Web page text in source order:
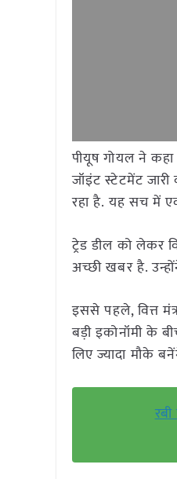
पीयूष गोयल ने
जॉइंट स्टेटमेंट
रहा है. यह सच में
ट्रेड डील को लेकर
अच्छी खबर है.
इससे पहले, वित्त
बड़ी इकोनॉमी के
लिए ज्यादा मौके